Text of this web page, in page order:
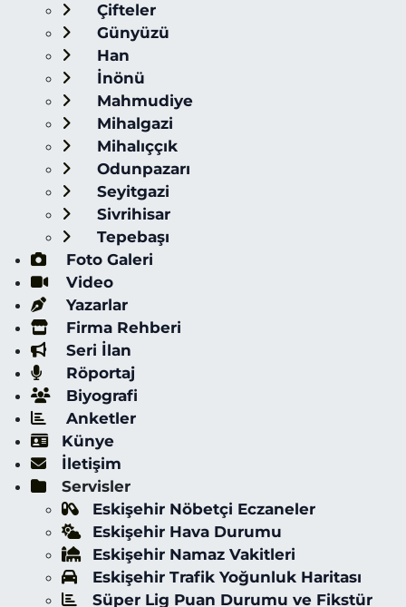
Çifteler
Günyüzü
Han
İnönü
Mahmudiye
Mihalgazi
Mihalıççık
Odunpazarı
Seyitgazi
Sivrihisar
Tepebaşı
Foto Galeri
Video
Yazarlar
Firma Rehberi
Seri İlan
Röportaj
Biyografi
Anketler
Künye
İletişim
Servisler
Eskişehir Nöbetçi Eczaneler
Eskişehir Hava Durumu
Eskişehir Namaz Vakitleri
Eskişehir Trafik Yoğunluk Haritası
Süper Lig Puan Durumu ve Fikstür